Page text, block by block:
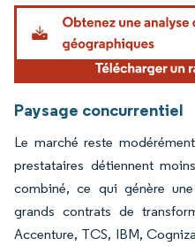
Image © Mordor Intelligence. La
Paysage concurrentiel
Le marché reste
prestataires détiennent
combiné, ce qui génère
grands contrats de
Accenture, TCS, IBM,